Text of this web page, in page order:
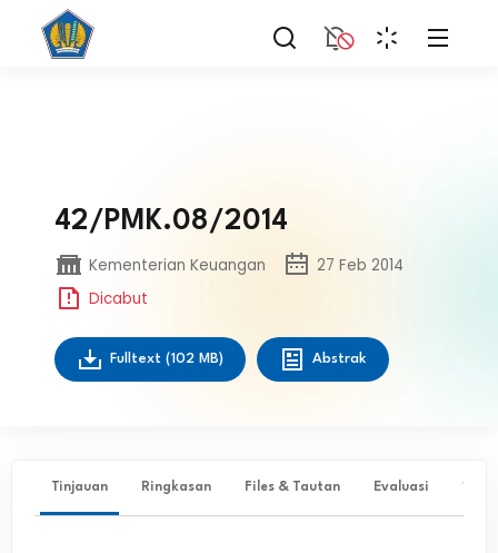
42/PMK.08/2014
Kementerian Keuangan
27 Feb 2014
Dicabut
Fulltext (102 MB) Abstrak
Tinjauan Ringkasan Files & Tautan Evaluasi ✨